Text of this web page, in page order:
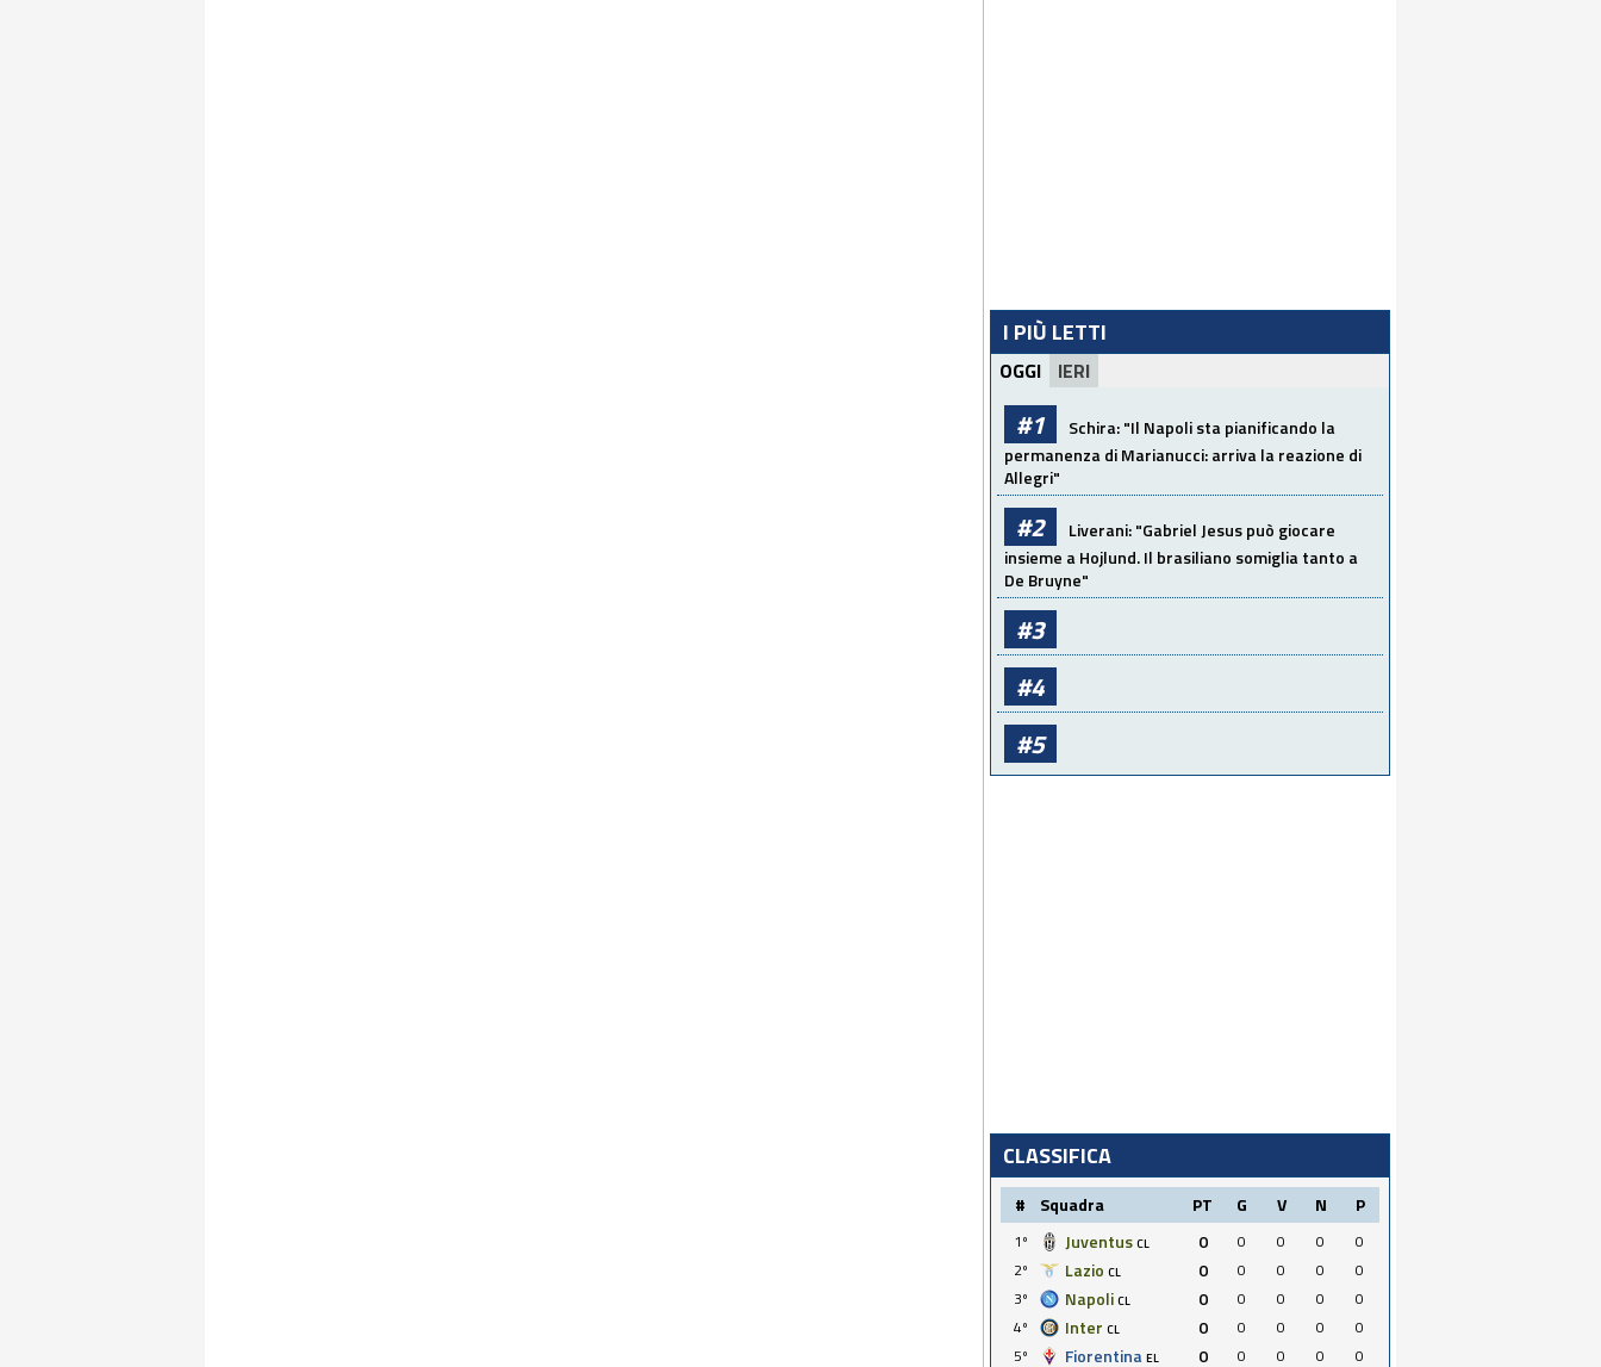
I PIÙ LETTI
OGGI IERI
#1 Schira: "Il Napoli sta pianificando la
permanenza di Marianucci: arriva la reazione di
Allegri"
#2 Liverani: "Gabriel Jesus può giocare
insieme a Hojlund. Il brasiliano somiglia tanto a
De Bruyne"
#3
#4
#5
CLASSIFICA
# Squadra PT G V N P
1º Juventus CL 0 0 0 0
0
2º
Lazio CL 0 0 0 0
0
3º
Napoli CL 0 0 0 0
0
4º
Inter CL 0 0 0 0
0
5º
Fiorentina EL 0 0 0 0
0